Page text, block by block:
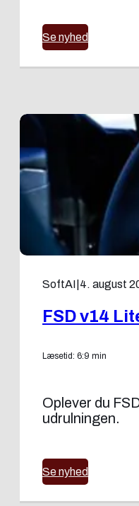
Se nyhed
SoftAI 4. august
FSD v14
Læsetid: 6:9 min
Oplever du
udrulningen.
Se nyhed